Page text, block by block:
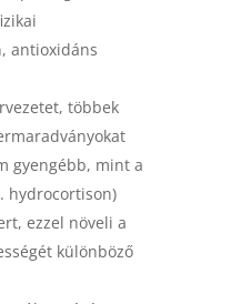
antioxidáns
többek
gyengébb, mint a
hydrocortison)
ezzel növeli a
különböző